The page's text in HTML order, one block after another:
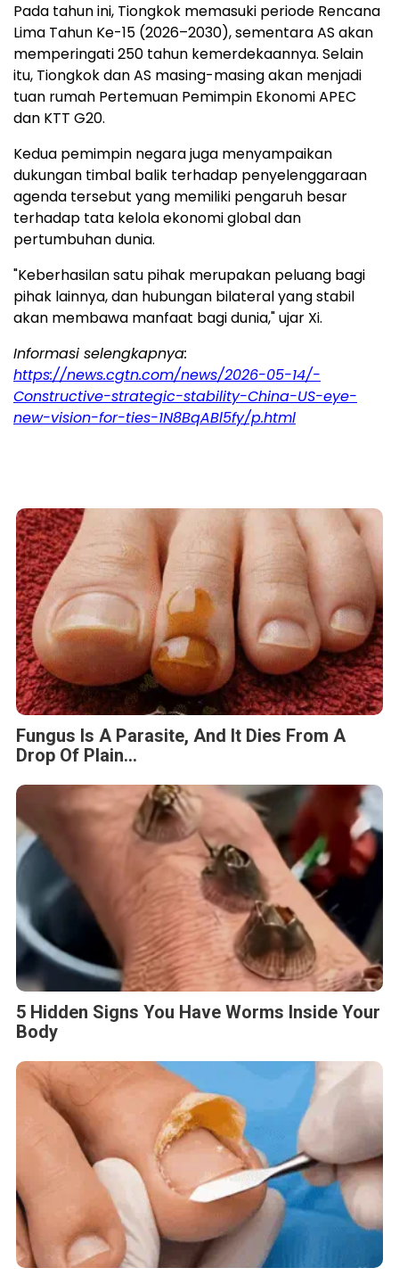
Pada tahun ini, Tiongkok memasuki periode Rencana
Lima Tahun Ke-15 (2026–2030), sementara AS akan
memperingati 250 tahun kemerdekaannya. Selain
itu, Tiongkok dan AS masing-masing akan menjadi
tuan rumah Pertemuan Pemimpin Ekonomi APEC
dan KTT G20.
Kedua pemimpin negara juga menyampaikan
dukungan timbal balik terhadap penyelenggaraan
agenda tersebut yang memiliki pengaruh besar
terhadap tata kelola ekonomi global dan
pertumbuhan dunia.
"Keberhasilan satu pihak merupakan peluang bagi
pihak lainnya, dan hubungan bilateral yang stabil
akan membawa manfaat bagi dunia," ujar Xi.
Informasi selengkapnya:
https://news.cgtn.com/news/2026-05-14/-
Constructive-strategic-stability-China-US-eye-
new-vision-for-ties-1N8BqABl5fy/p.html
Fungus Is A Parasite, And It Dies From A
Drop Of Plain...
5 Hidden Signs You Have Worms Inside Your
Body